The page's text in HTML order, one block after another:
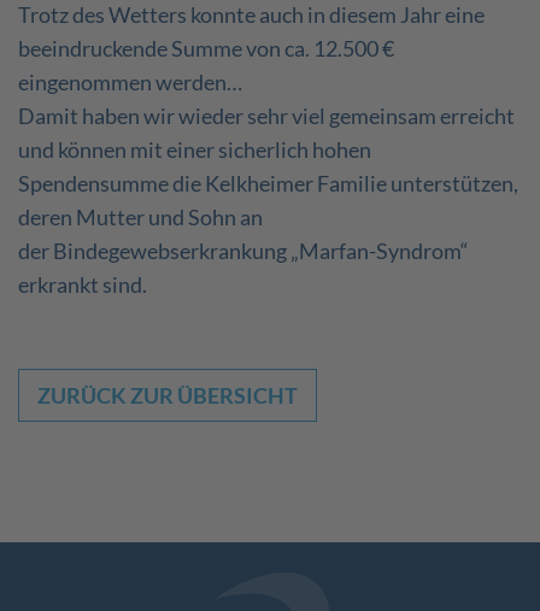
Trotz des Wetters konnte auch in diesem Jahr eine
beeindruckende Summe von ca. 12.500 €
eingenommen werden…
Damit haben wir wieder sehr viel gemeinsam erreicht
und können mit einer sicherlich hohen
Spendensumme die Kelkheimer Familie unterstützen,
deren Mutter und Sohn an
der Bindegewebserkrankung „Marfan-Syndrom“
erkrankt sind.
ZURÜCK ZUR ÜBERSICHT